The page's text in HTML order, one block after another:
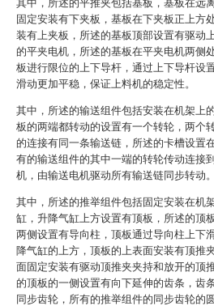
其中，所述的平推夹包括基板，基板在远
固定安装有下夹板，基板在下夹板正上方
装有上夹板，所述的基板顶部设置有驱动
的平夹电机，所述的基板在平夹电机两侧
板进行限位的上下导杆，通过上下导杆设
滑动更加平稳，保证上料机的稳定性。
其中，所述的输送组件包括安装在机架上
板的两端都转动的设置有一个转轮，两个
的连接有同一条输送链，所述的卡槽设置
有的输送组件的其中一端的转轮传动连接
机，由输送电机驱动所有输送链同步转动。
其中，所述的推举组件包括固定安装在机
缸，升降气缸上方设置有顶板，所述的顶
两侧设置有导向柱，顶板通过导向柱上下
降气缸的上方，顶板的上表面安装有顶推
面固定安装有驱动顶推夹夹持和放开的顶
的顶板的一侧设置有向下延伸的齿条，齿
同步齿轮，所有的推举组件的同步齿轮的